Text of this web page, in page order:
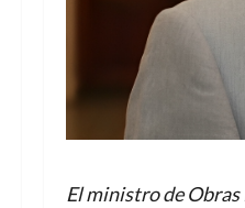
El ministro de